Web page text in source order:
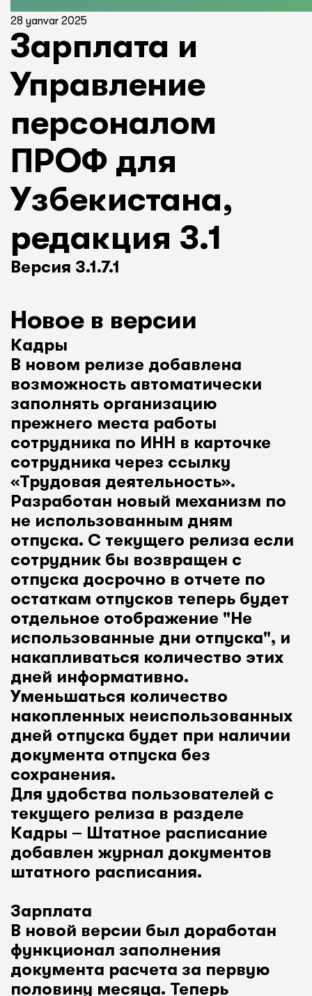
28 yanvar 2025
Зарплата и
Управление
персоналом
ПРОФ для
Узбекистана,
редакция 3.1
Версия 3.1.7.1
Новое в версии
Кадры
В новом релизе добавлена
возможность автоматически
заполнять организацию
прежнего места работы
сотрудника по ИНН в карточке
сотрудника через ссылку
«Трудовая деятельность».
Разработан новый механизм по
не использованным дням
отпуска. С текущего релиза если
сотрудник бы возвращен с
отпуска досрочно в отчете по
остаткам отпусков теперь будет
отдельное отображение "Не
использованные дни отпуска", и
накапливаться количество этих
дней информативно.
Уменьшаться количество
накопленных неиспользованных
дней отпуска будет при наличии
документа отпуска без
сохранения.
Для удобства пользователей с
текущего релиза в разделе
Кадры – Штатное расписание
добавлен журнал документов
штатного расписания.
Зарплата
В новой версии был доработан
функционал заполнения
документа расчета за первую
половину месяца. Теперь